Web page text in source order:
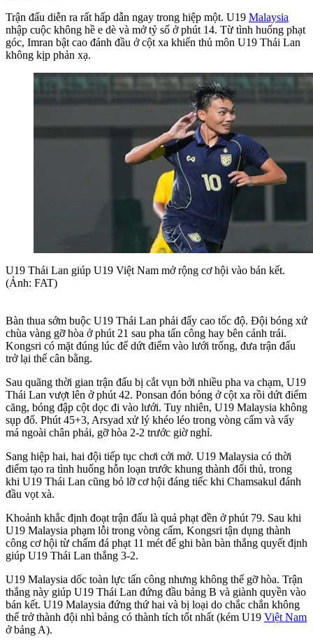
Trận đấu diễn ra rất hấp dẫn ngay trong hiệp một. U19 Malaysia
nhập cuộc không hề e dè và mở tỷ số ở phút 14. Từ tình huống phạt
góc, Imran bật cao đánh đầu ở cột xa khiến thủ môn U19 Thái Lan
không kịp phản xạ.
U19 Thái Lan giúp U19 Việt Nam mở rộng cơ hội vào bán kết.
(Ảnh: FAT)
Bàn thua sớm buộc U19 Thái Lan phải đẩy cao tốc độ. Đội bóng xứ
chùa vàng gỡ hòa ở phút 21 sau pha tấn công hay bên cánh trái.
Kongsri có mặt đúng lúc để dứt điểm vào lưới trống, đưa trận đấu
trở lại thế cân bằng.
Sau quãng thời gian trận đấu bị cắt vụn bởi nhiều pha va chạm, U19
Thái Lan vượt lên ở phút 42. Ponsan đón bóng ở cột xa rồi dứt điểm
căng, bóng đập cột dọc đi vào lưới. Tuy nhiên, U19 Malaysia không
sụp đổ. Phút 45+3, Arsyad xử lý khéo léo trong vòng cấm và vẩy
má ngoài chân phải, gỡ hòa 2-2 trước giờ nghỉ.
Sang hiệp hai, hai đội tiếp tục chơi cởi mở. U19 Malaysia có thời
điểm tạo ra tình huống hỗn loạn trước khung thành đối thủ, trong
khi U19 Thái Lan cũng bỏ lỡ cơ hội đáng tiếc khi Chamsakul đánh
đầu vọt xà.
Khoảnh khắc định đoạt trận đấu là quả phạt đền ở phút 79. Sau khi
U19 Malaysia phạm lỗi trong vòng cấm, Kongsri tận dụng thành
công cơ hội từ chấm đá phạt 11 mét để ghi bàn bàn thắng quyết định
giúp U19 Thái Lan thắng 3-2.
U19 Malaysia dốc toàn lực tấn công nhưng không thể gỡ hòa. Trận
thắng này giúp U19 Thái Lan đứng đầu bảng B và giành quyền vào
bán kết. U19 Malaysia đứng thứ hai và bị loại do chắc chắn không
thể trở thành đội nhì bảng có thành tích tốt nhất (kém U19 Việt Nam
ở bảng A).